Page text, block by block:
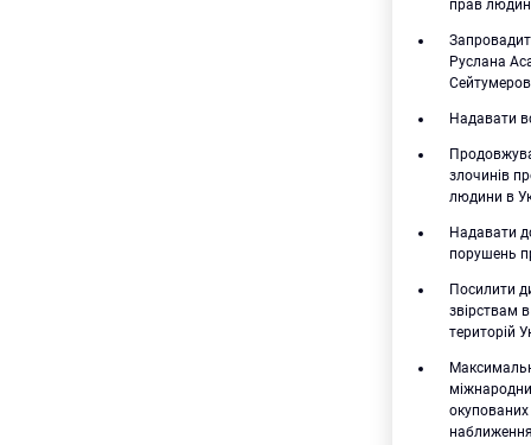
прав
Руслана
Надавати
злочинів
людини в
Надавати
порушень
Посилити
звірствам
територій
наближення